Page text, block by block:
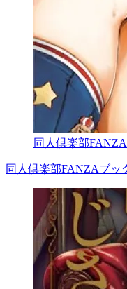
同人倶楽部
同人倶楽部FANZAブッ